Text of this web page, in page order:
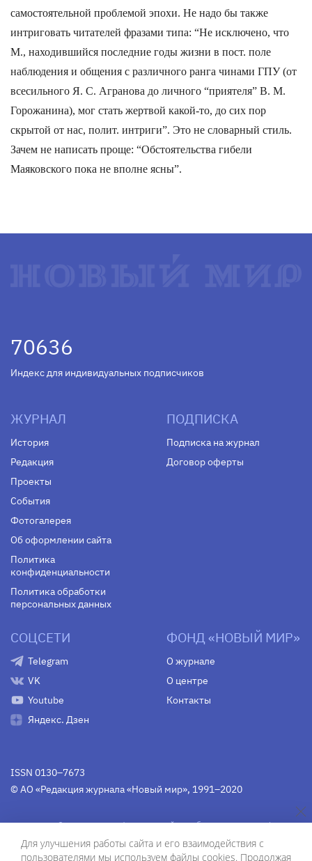
самостоятельной проблемой эпохи. Не надо бы также
интриговать читателей фразами типа: “Не исключено, что
М., находившийся последние годы жизни в пост. поле
наблюдения и общения с различного ранга чинами ГПУ (от
всесильного Я. С. Агранова до личного “приятеля” В. М.
Горожанина), мог стать жертвой какой-то, до сих пор
скрытой от нас, полит. интриги”. Это не словарный стиль.
Зачем не написать проще: “Обстоятельства гибели
Маяковского пока не вполне ясны”.
70636
Индекс для индивидуальных подписчиков
ЖУРНАЛ
История
Редакция
Проекты
События
Фотогалерея
Об оформлении сайта
Политика
конфиденциальности
Политика обработки
персональных данных
ПОДПИСКА
Подписка на журнал
Договор оферты
СОЦСЕТИ
Telegram
VK
Youtube
Яндекс. Дзен
ФОНД «НОВЫЙ МИР»
О журнале
О центре
Контакты
ISSN 0130–7673
© АО «Редакция журнала «Новый мир», 1991–2020
Свидетельство Федеральной службы по надзору в сфере
связи, информационных технологий и массовых
коммуникаций средства массовой информации
Для улучшения работы сайта и его взаимодействия с
пользователями мы используем файлы cookies. Продолжая